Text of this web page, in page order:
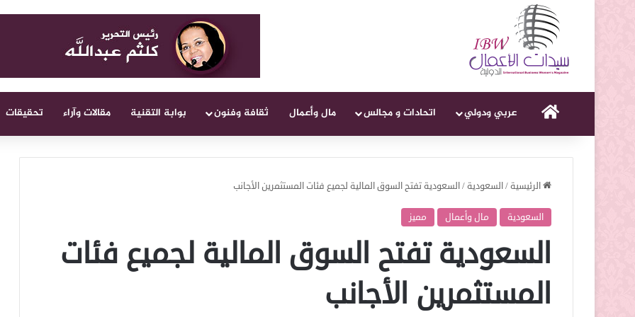
الرئيسيةعربي ودولي اتحادات و مجالس مال وأعمال ثقافة وفنون بوابة التقنية مقالات وآراء تحقيقات
الرئيسية/السعودية/السعودية تفتح السوق المالية لجميع فئات المستثمرين الأجانب
السعودية مال وأعمال مميز
السعودية تفتح السوق المالية لجميع فئات
المستثمرين الأجانب